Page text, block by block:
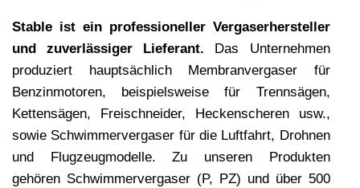
Stable ist ein professioneller Vergaserhersteller
und zuverlässiger Lieferant. Das Unternehmen
produziert hauptsächlich Membranvergaser für
Benzinmotoren, beispielsweise für Trennsägen,
Kettensägen, Freischneider, Heckenscheren usw.,
sowie Schwimmervergaser für die Luftfahrt, Drohnen
und Flugzeugmodelle. Zu unseren Produkten
gehören Schwimmervergaser (P, PZ) und über 500